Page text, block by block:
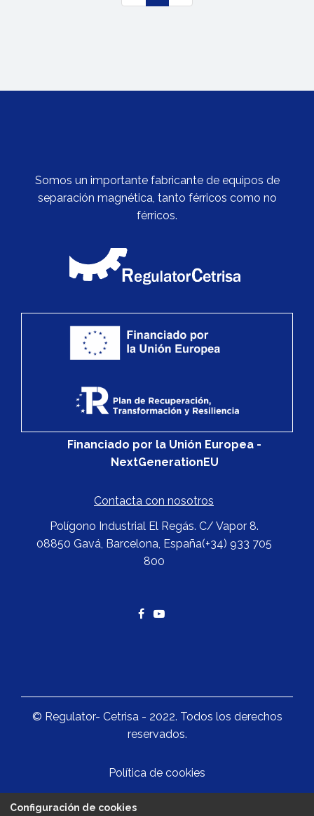
c
Somos un importante fabricante de equipos de
separación magnética, tanto férricos como no
férricos.
Financiado por la Unión Europea -
NextGenerationEU
Contacta con nosotros
Polígono Industrial El Regás. C/ Vapor 8.
08850 Gavá, Barcelona, España(+34) 933 705
800
© Regulator- Cetrisa - 2022. Todos los derechos
reservados.
Política de cookies
Política de privacidad
Configuración de cookies